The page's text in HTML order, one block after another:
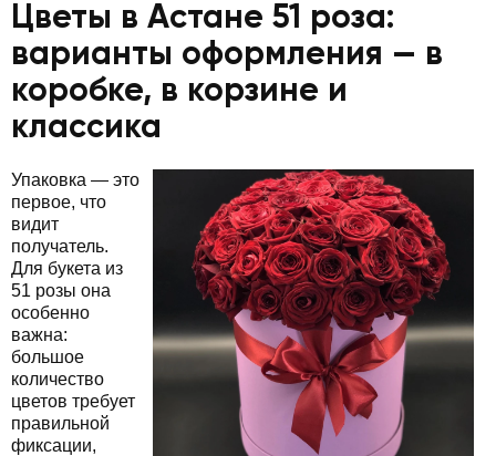
Цветы в Астане 51 роза:
варианты оформления — в
коробке, в корзине и
классика
Упаковка — это
первое, что
видит
получатель.
Для букета из
51 розы она
особенно
важна:
большое
количество
цветов требует
правильной
фиксации,